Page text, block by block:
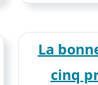
La
cinq